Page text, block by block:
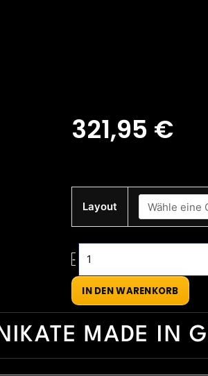
321,95 €
Layout
-
TrayDab
’n
Roll
XT
Pink
Premium
Menge
IN DEN WARENKORB
MADE IN